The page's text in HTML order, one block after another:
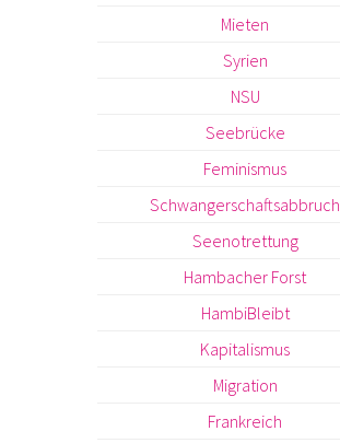
Mieten
Syrien
NSU
Seebrücke
Feminismus
Schwangerschaftsabbruch
Seenotrettung
Hambacher Forst
HambiBleibt
Kapitalismus
Migration
Frankreich